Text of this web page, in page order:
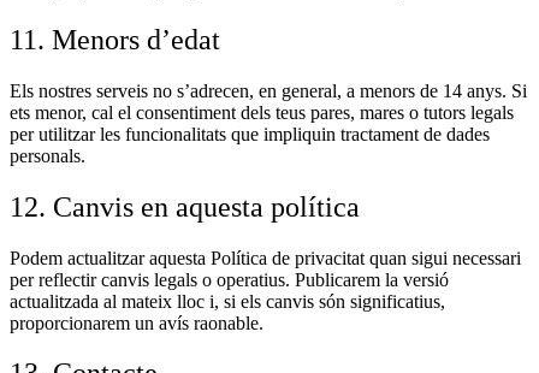
11. Menors d’edat
Els nostres serveis no s’adrecen, en general, a menors de 14 anys. Si
ets menor, cal el consentiment dels teus pares, mares o tutors legals
per utilitzar les funcionalitats que impliquin tractament de dades
personals.
12. Canvis en aquesta política
Podem actualitzar aquesta Política de privacitat quan sigui necessari
per reflectir canvis legals o operatius. Publicarem la versió
actualitzada al mateix lloc i, si els canvis són significatius,
proporcionarem un avís raonable.